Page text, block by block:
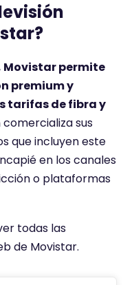
Movistar permite
premium y
tarifas de fibra y
sus
que incluyen este
en los canales
o plataformas
todas las
de Movistar.